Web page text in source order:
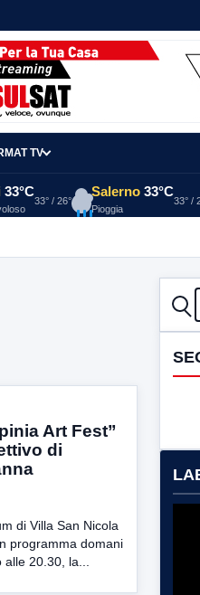
TV
33°C
33° / 26°
Salerno 33°C
Pioggia
33° /
Art Fest”
di
di Villa San Nicola
programma domani
20.30, la...